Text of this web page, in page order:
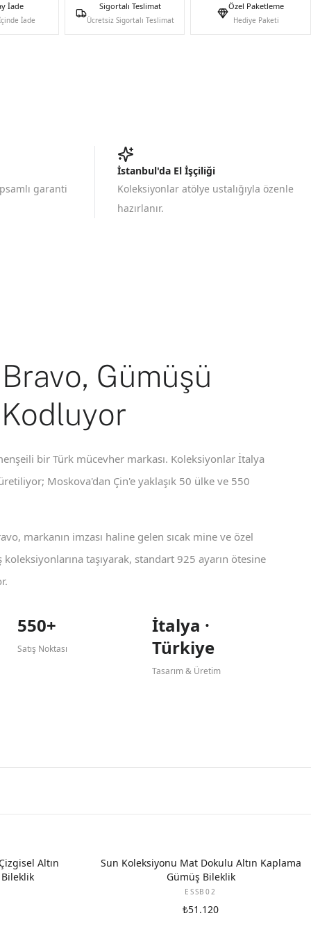
İade
İade
Sigortalı Teslimat
Ücretsiz Sigortalı Teslimat
Özel Paketleme
Hediye Paketi
garanti
İstanbul'da El İşçiliği
Koleksiyonlar atölye ustalığıyla özenle
hazırlanır.
Gümüşü
bir Türk mücevher markası. Koleksiyonlar İtalya
Moskova'dan Çin'e yaklaşık 50 ülke ve 550
markanın imzası haline gelen sıcak mine ve özel
taşıyarak, standart 925 ayarın ötesine
550+
Satış Noktası
İtalya ·
Türkiye
Tasarım & Üretim
Altın
Sun Koleksiyonu Mat Dokulu Altın Kaplama
Gümüş Bileklik
ESSB02
₺51.120